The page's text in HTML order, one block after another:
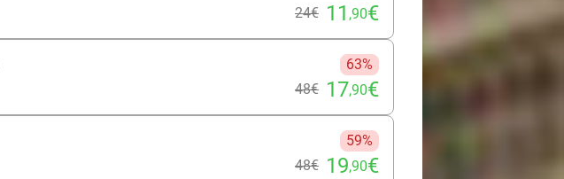
24€ 11 ,90€
63%
48€ 17,90€
59%
48€ 19,90€